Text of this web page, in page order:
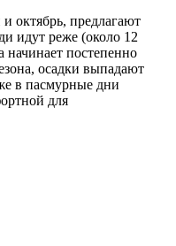
октябрь, предлагают
идут реже (около 12
начинает постепенно
осадки выпадают
в пасмурные дни
для